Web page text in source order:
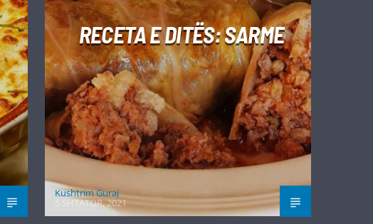
RECETA E DITËS: SARME
Kushtrim Guraj
5 SHTATOR, 2021